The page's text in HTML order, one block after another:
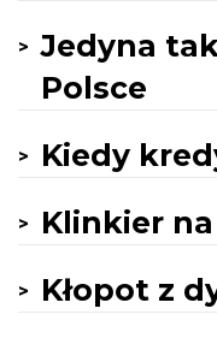
Jedyna
Polsce
Kiedy
Klinkier
Kłopot z